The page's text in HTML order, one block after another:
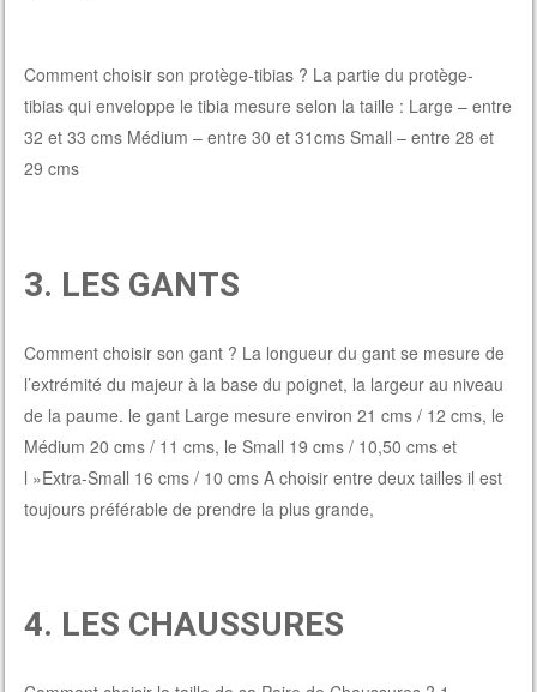
Comment choisir son protège-tibias ? La partie du protège-
tibias qui enveloppe le tibia mesure selon la taille : Large – entre
32 et 33 cms Médium – entre 30 et 31cms Small – entre 28 et
29 cms
3. LES GANTS
Comment choisir son gant ? La longueur du gant se mesure de
l’extrémité du majeur à la base du poignet, la largeur au niveau
de la paume. le gant Large mesure environ 21 cms / 12 cms, le
Médium 20 cms / 11 cms, le Small 19 cms / 10,50 cms et
l »Extra-Small 16 cms / 10 cms A choisir entre deux tailles il est
toujours préférable de prendre la plus grande,
4. LES CHAUSSURES